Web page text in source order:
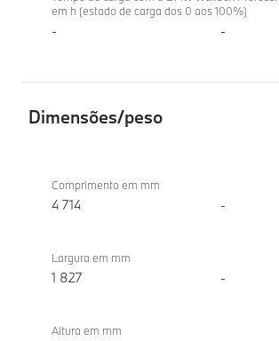
em h (estado de carga dos 0 aos 100%)
- -
Dimensões/peso
M340d
xDrive
Comprimento em mm
4 714 -
Largura em mm
1 827 -
Altura em mm